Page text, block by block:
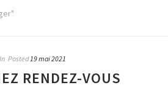
In Posted19 mai 2021
RENDEZ-VOUS